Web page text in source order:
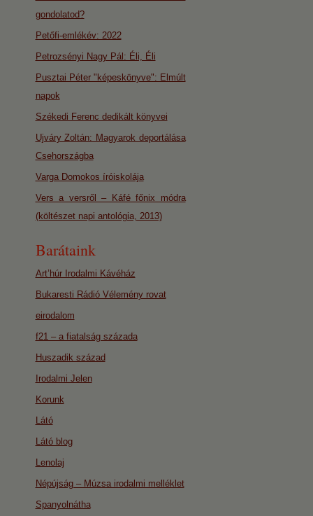
gondolatod?
Petőfi-emlékév: 2022
Petrozsényi Nagy Pál: Éli, Éli
Pusztai Péter "képeskönyve": Elmúlt
napok
Székedi Ferenc dedikált könyvei
Ujváry Zoltán: Magyarok deportálása
Csehországba
Varga Domokos íróiskolája
Vers a versről – Káfé főnix módra
(költészet napi antológia, 2013)
Barátaink
Art’húr Irodalmi Kávéház
Bukaresti Rádió Vélemény rovat
eirodalom
f21 – a fiatalság százada
Huszadik század
Irodalmi Jelen
Korunk
Látó
Látó blog
Lenolaj
Népújság – Múzsa irodalmi melléklet
Spanyolnátha